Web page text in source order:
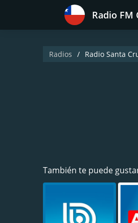
Radio FM
Radios Radio Santa
También te puede